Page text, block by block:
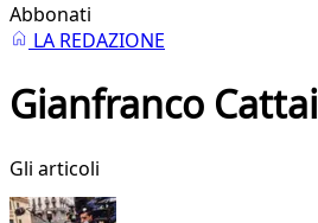
Abbonati
LA REDAZIONE
Gianfranco Cattai
Gli articoli